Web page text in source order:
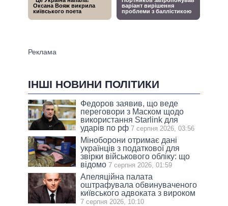
ІНШІ НОВИНИ ПОЛІТИКИ
Федоров заявив, що веде
переговори з Маском щодо
використання Starlink для
ударів по рф 7 серпня 2026, 03:56
Міноборони отримає дані
українців з податкової для
звірки військового обліку: що
відомо 7 серпня 2026, 01:59
Апеляційна палата
оштрафувала обвинуваченого
київського адвоката з вироком
7 серпня 2026, 10:10